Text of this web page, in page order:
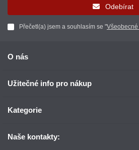
Odebírat
Přečetl(a) jsem a souhlasím se "
O nás
Užitečné info pro nákup
Kategorie
Naše kontakty: